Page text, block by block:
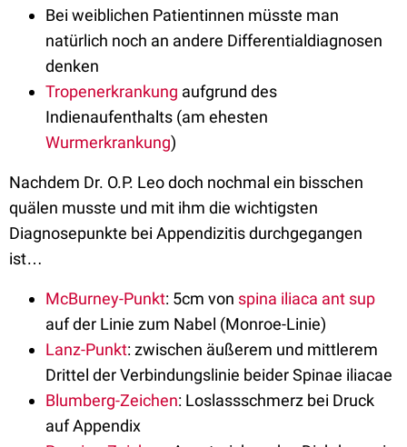
Bei weiblichen Patientinnen müsste man
natürlich noch an andere Differentialdiagnosen
denken
Tropenerkrankung aufgrund des
Indienaufenthalts (am ehesten
Wurmerkrankung)
Nachdem Dr. O.P. Leo doch nochmal ein bisschen
quälen musste und mit ihm die wichtigsten
Diagnosepunkte bei Appendizitis durchgegangen
ist…
McBurney-Punkt: 5cm von spina iliaca ant sup
auf der Linie zum Nabel (Monroe-Linie)
Lanz-Punkt: zwischen äußerem und mittlerem
Drittel der Verbindungslinie beider Spinae iliacae
Blumberg-Zeichen: Loslassschmerz bei Druck
auf Appendix